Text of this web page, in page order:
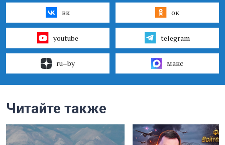
вк ок
youtube telegram
ru–by макс
Читайте также